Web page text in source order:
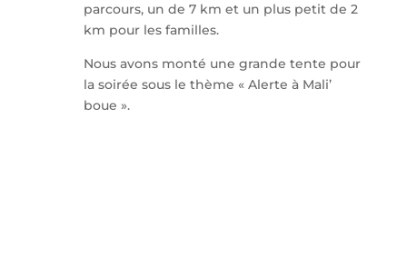
parcours, un de 7 km et un plus petit de 2
km pour les familles.
Nous avons monté une grande tente pour
la soirée sous le thème « Alerte à Mali’
boue ».